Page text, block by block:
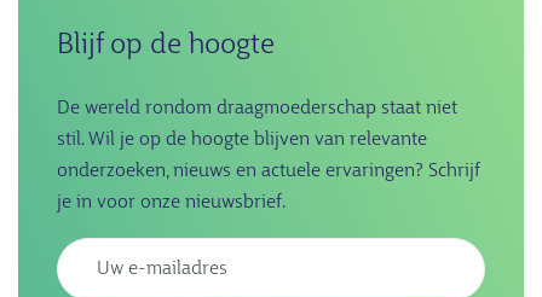
Blijf op de hoogte
De wereld rondom draagmoederschap staat niet
stil. Wil je op de hoogte blijven van relevante
onderzoeken, nieuws en actuele ervaringen? Schrijf
je in voor onze nieuwsbrief.